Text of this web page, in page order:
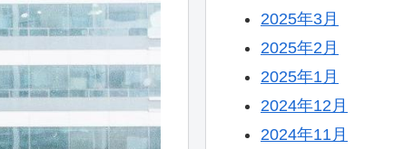
2025年3月
2025年2月
2025年1月
2024年12月
2024年11月